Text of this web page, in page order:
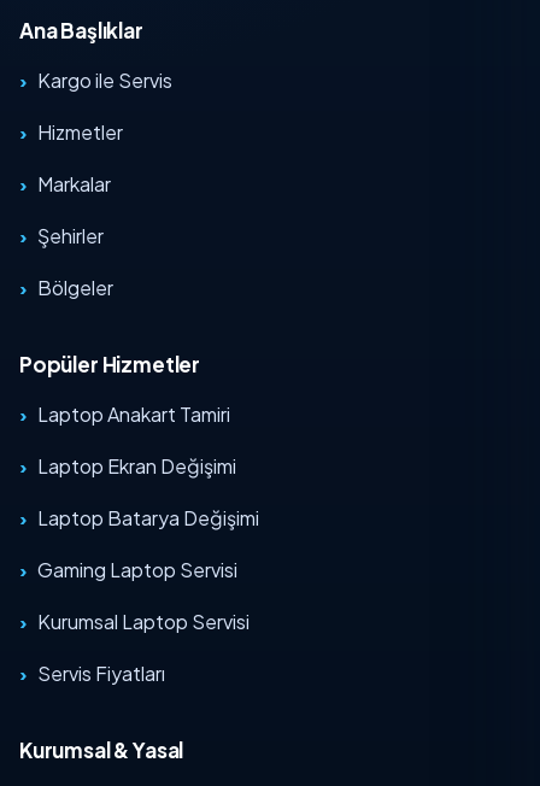
Ana Başlıklar
Kargo ile Servis
Hizmetler
Markalar
Şehirler
Bölgeler
Popüler Hizmetler
Laptop Anakart Tamiri
Laptop Ekran Değişimi
Laptop Batarya Değişimi
Gaming Laptop Servisi
Kurumsal Laptop Servisi
Servis Fiyatları
Kurumsal & Yasal